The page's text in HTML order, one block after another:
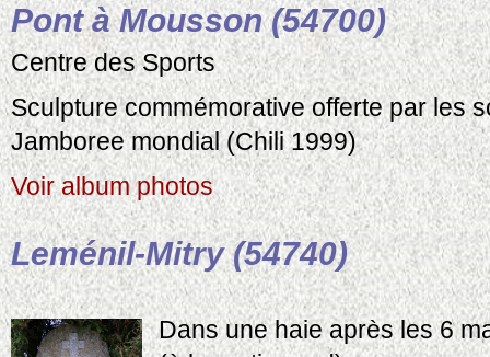
Pont à Mousson (54700)
Centre des Sports
Sculpture commémorative offerte par les
Jamboree mondial (Chili 1999)
Voir album photos
Leménil-Mitry (54740)
Dans une haie après les 6